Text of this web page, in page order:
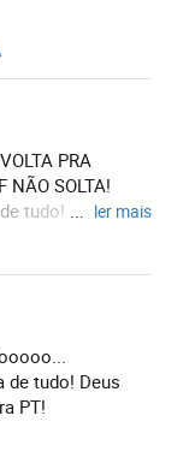
PRA
NÃO SOLTA!
tudo! Deus
PT! Fora STF!
2022!!!
de todos! Fora
Tiro Gomes!
Fora PDT!
Marina! Fora
Fora
... ler mais
de tudo! Deus
PT!